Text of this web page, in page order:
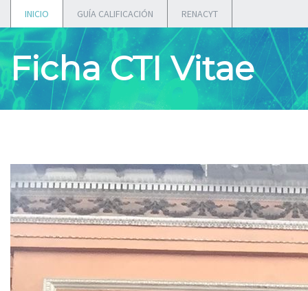
INICIO GUÍA CALIFICACIÓN RENACYT
Ficha CTI Vitae